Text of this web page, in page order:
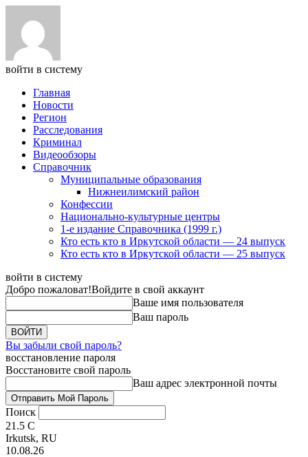
войти в систему
Главная
Новости
Регион
Расследования
Криминал
Видеообзоры
Справочник
Муниципальные образования
Нижнеилимский район
Конфессии
Национально-культурные центры
1-е издание Справочника (1999 г.)
Кто есть кто в Иркутской области — 24 выпуск
Кто есть кто в Иркутской области — 25 выпуск
войти в систему
Добро пожаловат!Войдите в свой аккаунт
Ваше имя пользователя
Ваш пароль
Вы забыли свой пароль?
восстановление пароля
Восстановите свой пароль
Ваш адрес электронной почты
Поиск
21.5 C
Irkutsk, RU
10.08.26